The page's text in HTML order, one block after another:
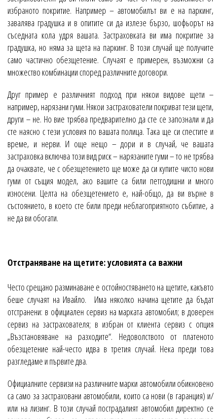
избраното покритие. Например – автомобилът ви е на паркинг,
завалява градушка и в опитите си да излезе бързо, шофьорът на
съседната кола удря вашата. Застраховката ви има покритие за
градушка, но няма за щета на паркинг. В този случай ще получите
само частично обезщетение. Случаят е примерен, възможни са
множество комбинации според различните договори.
Друг пример е различният подход при някои видове щети –
например, нарязани гуми. Някои застрахователи покриват тези щети,
други – не. Но вие трябва предварително да сте се запознали и да
сте наясно с тези условия по вашата полица. Така ще си спестите и
време, и нерви. И още нещо – дори и в случай, че вашата
застраховка включва този вид риск – нарязаните гуми – то не трябва
да очаквате, че с обезщетението ще може да си купите чисто нови
гуми от същия модел, ако вашите са били петгодишни и много
износени. Целта на обезщетението е, най-общо, да ви върне в
състоянието, в което сте били преди неблагоприятното събитие, а
не да ви обогати.
Отстраняване на щетите: условията са важни
Често срещано разминаване е остойностяването на щетите, какъвто
беше случаят на Ивайло. Има няколко начина щетите да бъдат
отстранени: в официален сервиз на марката автомобил; в доверен
сервиз на застрахователя; в избран от клиента сервиз с опция
„Възстановяване на разходите“. Недоволството от платеното
обезщетение най-често идва в третия случай. Нека преди това
разгледаме и първите два.
Официалните сервизи на различните марки автомобили обикновено
са само за застраховани автомобили, които са нови (в гаранция) и/
или на лизинг. В този случай пострадалият автомобил директно се